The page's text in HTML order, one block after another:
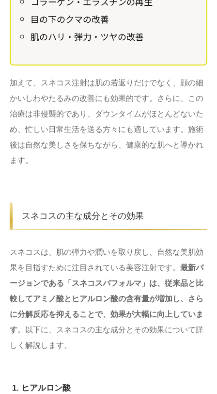
目の下のクマの改善
肌のハリ・弾力・ツヤの改善
加えて、スネコス注射は肌の若返りだけでなく、顔の細
かいしわやたるみの改善にも効果的です。さらに、この
治療は非侵襲的であり、ダウンタイムがほとんどないた
め、忙しい日常生活を送る方々にも適しています。施術
後は自然な美しさを保ちながら、健康的な肌へと導かれ
ます。
スネコスの主な成分とその効果
スネコスは、肌の弾力や潤いを取り戻し、自然な美肌効
果を目指すために注目されている美容注射です。 最新バ
ージョンである「スネコスパフォルマ」は、従来品と比
較してアミノ酸とヒアルロン酸の含有量が増加し、さら
に分解反応を抑えることで、効果が大幅に向上していま
す。以下に、スネコスの主な成分とその効果について詳
しく解説します。
1. ヒアルロン酸